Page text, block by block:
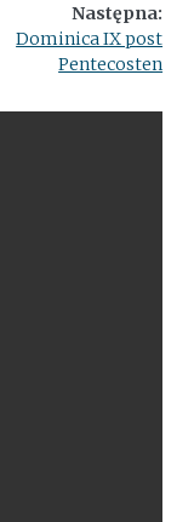
Następna:
Dominica IX post
Pentecosten